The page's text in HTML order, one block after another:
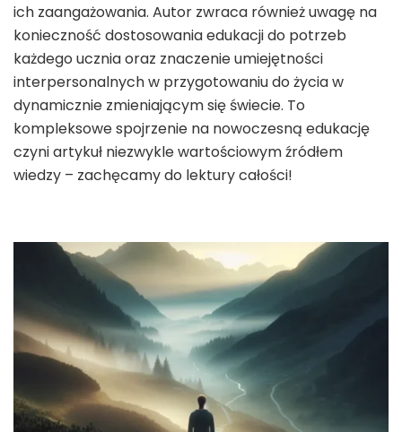
ich zaangażowania. Autor zwraca również uwagę na
konieczność dostosowania edukacji do potrzeb
każdego ucznia oraz znaczenie umiejętności
interpersonalnych w przygotowaniu do życia w
dynamicznie zmieniającym się świecie. To
kompleksowe spojrzenie na nowoczesną edukację
czyni artykuł niezwykle wartościowym źródłem
wiedzy – zachęcamy do lektury całości!